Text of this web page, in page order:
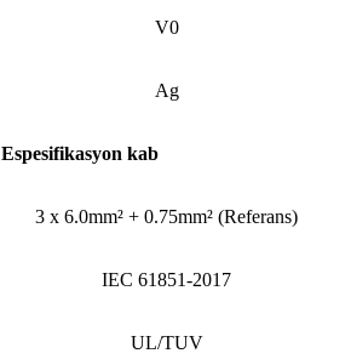
V0
Ag
Espesifikasyon kab
3 x 6.0mm² + 0.75mm² (Referans)
IEC 61851-2017
UL/TUV